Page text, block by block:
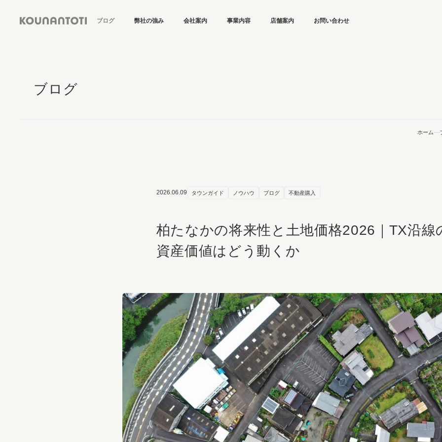
ブログ 弊社の強み 会社案内 事業内容 店舗案内 お問い合わせ
ブログ
ホーム
2026.06.09 タウンガイド ノウハウ ブログ 不動産購入
柏たなかの将来性と土地価格2026｜TX沿線
資産価値はどう動くか